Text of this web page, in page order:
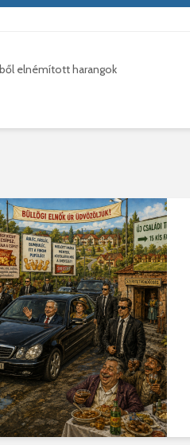
elnémított harangok